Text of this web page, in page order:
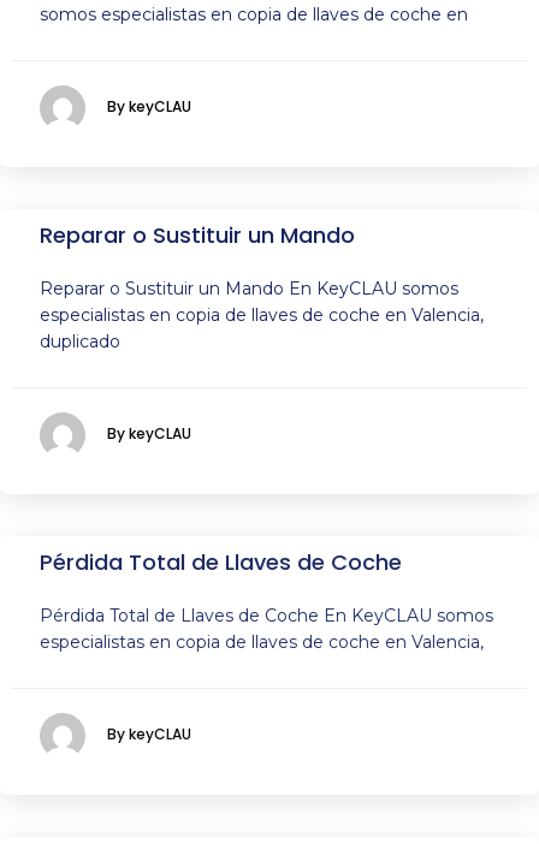
somos especialistas en copia de llaves de coche en
By keyCLAU
Reparar o Sustituir un Mando
Reparar o Sustituir un Mando En KeyCLAU somos
especialistas en copia de llaves de coche en Valencia,
duplicado
By keyCLAU
Pérdida Total de Llaves de Coche
Pérdida Total de Llaves de Coche En KeyCLAU somos
especialistas en copia de llaves de coche en Valencia,
By keyCLAU